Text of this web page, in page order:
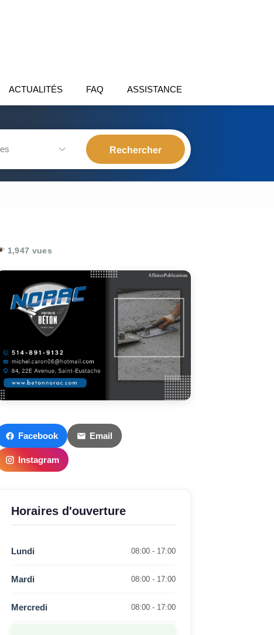
ACTUALITÉS FAQ ASSISTANCE
1,947 vues
Facebook Email
Instagram
Horaires d'ouverture
Lundi 08:00 - 17:00
Mardi 08:00 - 17:00
Mercredi 08:00 - 17:00